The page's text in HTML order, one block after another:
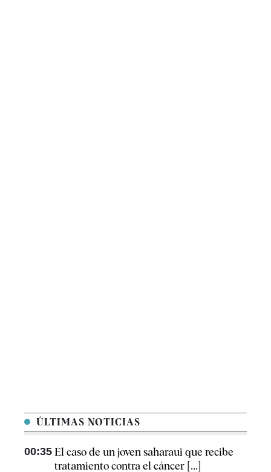
ÚLTIMAS NOTICIAS
00:35 El caso de un joven saharaui que recibe
tratamiento contra el cáncer [...]